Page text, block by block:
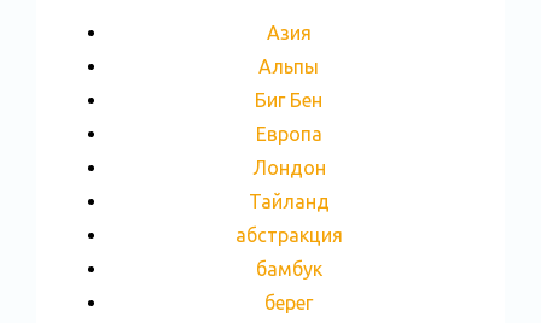
Азия
Альпы
Биг Бен
Европа
Лондон
Тайланд
абстракция
бамбук
берег